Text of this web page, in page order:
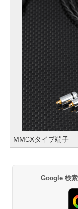
MMCXタイプ端子
Google 検索